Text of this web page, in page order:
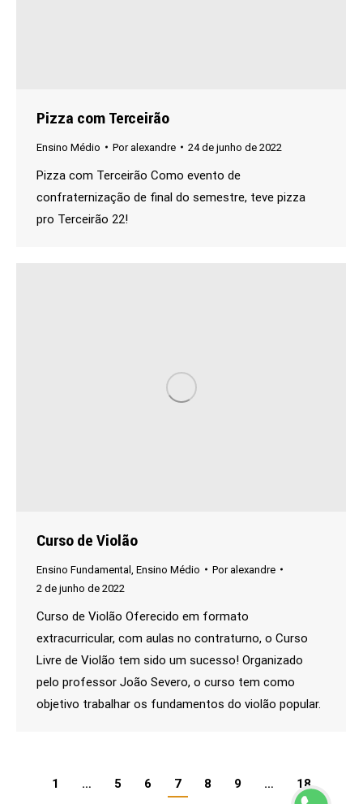
Pizza com Terceirão
Ensino Médio Poralexandre 24 de junho de 2022
Pizza com Terceirão Como evento de
confraternização de final do semestre, teve pizza
pro Terceirão 22!
Curso de Violão
Ensino Fundamental Ensino Médio Poralexandre
2 de junho de 2022
Curso de Violão Oferecido em formato
extracurricular, com aulas no contraturno, o Curso
Livre de Violão tem sido um sucesso! Organizado
pelo professor João Severo, o curso tem como
objetivo trabalhar os fundamentos do violão popular.
1 … 5 6 7 8 9 … 18